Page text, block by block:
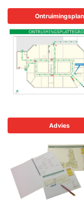
Ontruimingsplan
Advies